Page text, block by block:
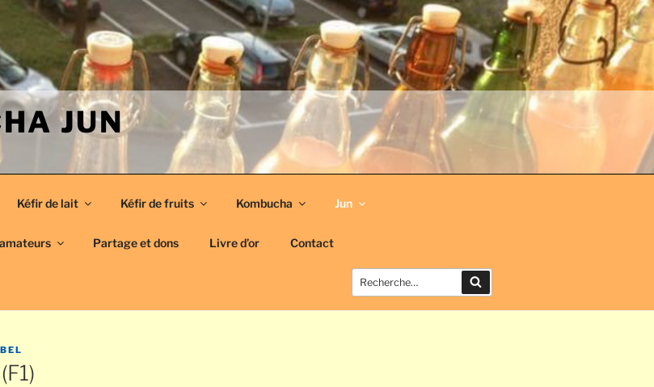
JUN
Kéfir de lait Kéfir de fruits Kombucha Jun
Partage et dons Livre d’or Contact
Recherche
pour
:
Recherche